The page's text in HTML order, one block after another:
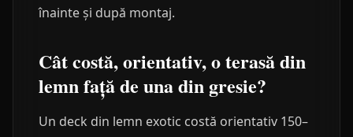
înainte și după montaj.
Cât costă, orientativ, o terasă din
lemn față de una din gresie?
Un deck din lemn exotic costă orientativ 150–